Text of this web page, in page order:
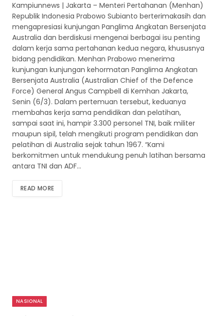
Kampiunnews | Jakarta – Menteri Pertahanan (Menhan)
Republik Indonesia Prabowo Subianto berterimakasih dan
mengapresiasi kunjungan Panglima Angkatan Bersenjata
Australia dan berdiskusi mengenai berbagai isu penting
dalam kerja sama pertahanan kedua negara, khususnya
bidang pendidikan. Menhan Prabowo menerima
kunjungan kunjungan kehormatan Panglima Angkatan
Bersenjata Australia (Australian Chief of the Defence
Force) General Angus Campbell di Kemhan Jakarta,
Senin (6/3). Dalam pertemuan tersebut, keduanya
membahas kerja sama pendidikan dan pelatihan,
sampai saat ini, hampir 3.300 personel TNI, baik militer
maupun sipil, telah mengikuti program pendidikan dan
pelatihan di Australia sejak tahun 1967. “Kami
berkomitmen untuk mendukung penuh latihan bersama
antara TNI dan ADF…
READ MORE
NASIONAL